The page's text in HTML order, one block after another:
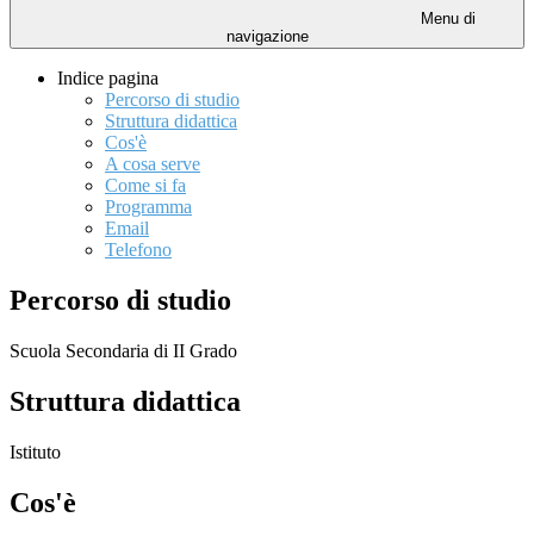
Menu di
navigazione
Indice pagina
Percorso di studio
Struttura didattica
Cos'è
A cosa serve
Come si fa
Programma
Email
Telefono
Percorso di studio
Scuola Secondaria di II Grado
Struttura didattica
Istituto
Cos'è